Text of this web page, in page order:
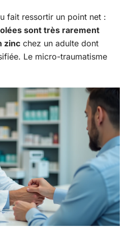
fait ressortir un point net :
sont très rarement
zinc chez un adulte dont
Le micro-traumatisme